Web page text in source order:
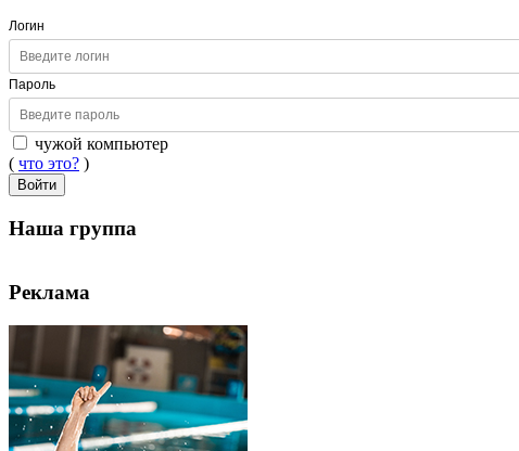
Логин
Пароль
чужой компьютер
( что это? )
Войти
Наша группа
Реклама